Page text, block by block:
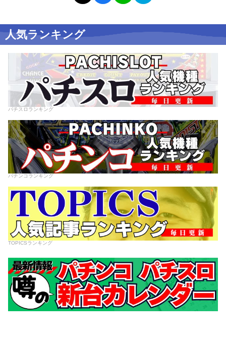
人気ランキング
パチスロランキング
パチンコランキング
TOPICSランキング